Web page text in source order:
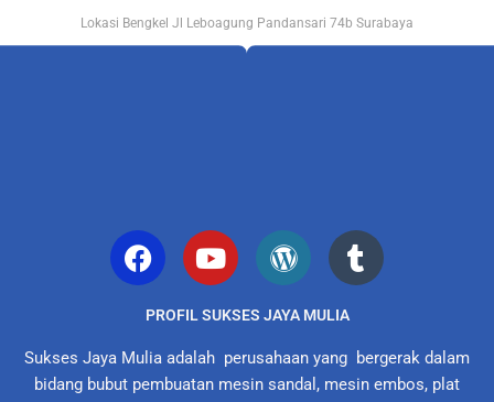
Lokasi Bengkel Jl Leboagung Pandansari 74b Surabaya
PROFIL SUKSES JAYA MULIA
Sukses Jaya Mulia adalah perusahaan yang bergerak dalam
bidang bubut pembuatan mesin sandal, mesin embos, plat